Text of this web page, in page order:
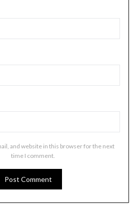
and website in this browser for the next
time I comment.